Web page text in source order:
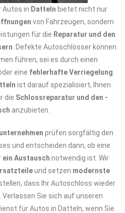
Autos in Datteln bietet nicht nur
von Fahrzeugen, sondern
für die Reparatur und den
. Defekte Autoschlösser können
führen, sei es durch einen
eine fehlerhafte Verriegelung
ist darauf spezialisiert, Ihnen
die Schlossreparatur und den -
anzubieten.
prüfen sorgfältig den
und entscheiden dann, ob eine
ein Austausch notwendig ist. Wir
und setzen modernste
dass Ihr Autoschloss wieder
Sie sich auf unseren
für Autos in Datteln, wenn Sie